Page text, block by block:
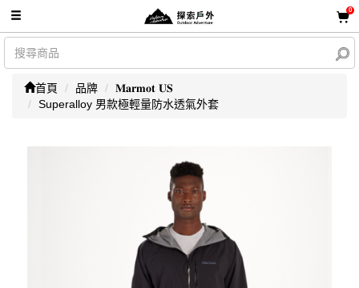
0
首頁 品牌
𝐌𝐚𝐫𝐦𝐨𝐭 𝐔𝐒
Superalloy 男款極輕量防水透氣外套